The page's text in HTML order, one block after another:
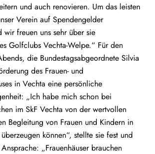
und auch renovieren. Um das leisten
Verein auf Spendengelder
wir freuen uns sehr über sie
Golfclubs Vechta-Welpe.“ Für den
die Bundestagsabgeordnete Silvia
des Frauen- und
in Vechta eine persönliche
„Ich habe mich schon bei
im SkF Vechta von der wertvollen
Begleitung von Frauen und Kindern in
können“, stellte sie fest und
„Frauenhäuser brauchen